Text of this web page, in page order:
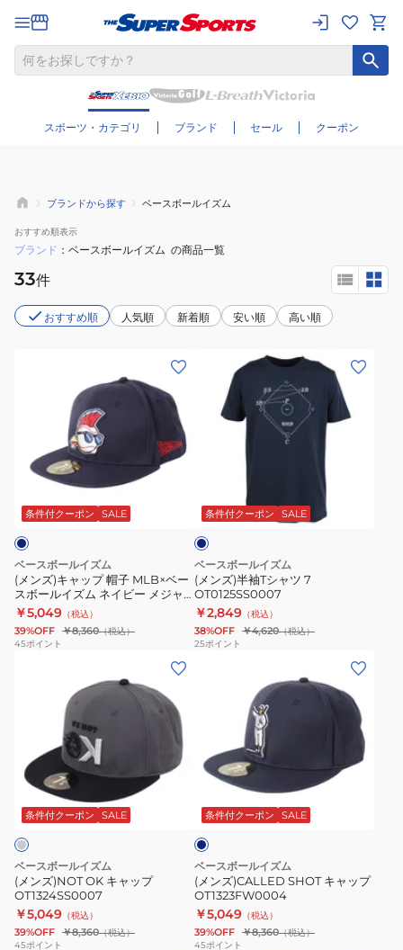
スポーツ・カテゴリ ブランド セール クーポン
さらに絞り込む
ブランドから探す ベースボールイズム
おすすめ順表示
ブランド ベースボールイズム の商品一覧
33件
おすすめ順 人気順 新着順 安い順 高い順
帽
子
MLB×
ベ
ー
ス
ボ
ネ
ビ
ー
メ
ジ
ャ
ー
リ
条件付クーポン SALE
ベースボールイズム
(メンズ)キャップ 帽子 MLB×ベー
スボールイズム ネイビー メジャ
ーリーグキャップ
OT1323FW0002
￥5,049 （税込）
39%OFF ￥8,360（税込）
45ポイント
ャ
ツ
7
OT0125SS0007
条件付クーポン SALE
ネ
イ
ビ
ベースボールイズム
(メンズ)半袖Tシャツ 7
OT0125SS0007
￥2,849 （税込）
38%OFF ￥4,620（税込）
25ポイント
ャ
プ
OT1324SS0007
条件付クーポン SALE
ベースボールイズム
(メンズ)NOT OK キャップ
OT1324SS0007
￥5,049 （税込）
39%OFF ￥8,360（税込）
45ポイント
ズ)CALLED
ャ
プ
OT1323FW0004
条件付クーポン SALE
ネ
イ
ビ
ベースボールイズム
(メンズ)CALLED SHOT キャップ
OT1323FW0004
￥5,049 （税込）
39%OFF ￥8,360（税込）
45ポイント